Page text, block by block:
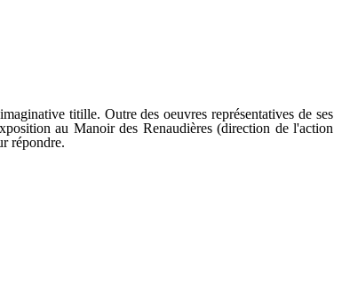
titille. Outre des oeuvres représentatives de ses
au Manoir des Renaudières (direction de l'action
répondre.